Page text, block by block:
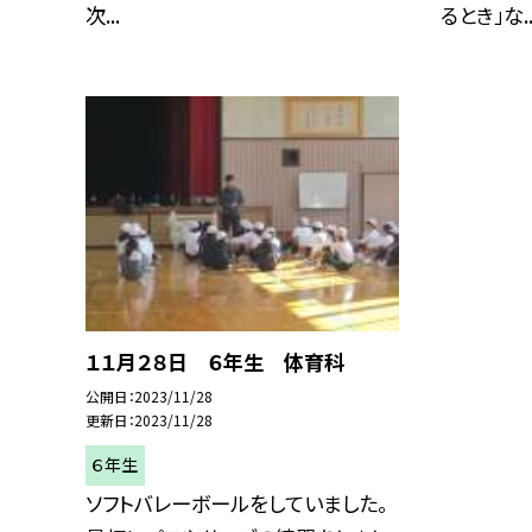
次...
るとき」な
１１月２８日 ６年生 体育科
公開日 2023/11/28
更新日 2023/11/28
６年生
ソフトバレーボールをしていました。